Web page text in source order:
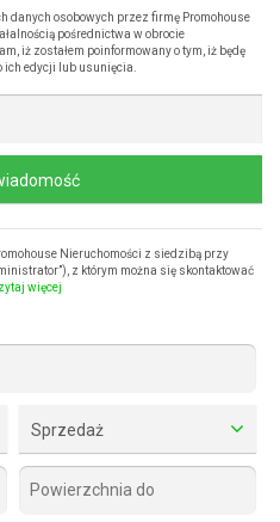
danych osobowych przez firmę Promohouse
pośrednictwa w obrocie
iż zostałem poinformowany o tym, iż będę
ich edycji lub usunięcia.
Nieruchomości z siedzibą przy
z którym można się skontaktować
więcej
Sprzedaż